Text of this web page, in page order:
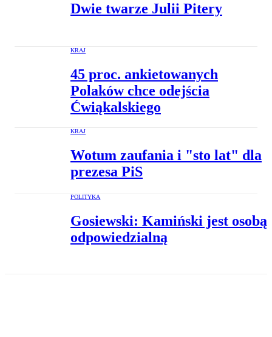
Dwie twarze Julii Pitery
KRAJ
45 proc. ankietowanych
Polaków chce odejścia
Ćwiąkalskiego
KRAJ
Wotum zaufania i "sto lat" dla
prezesa PiS
POLITYKA
Gosiewski: Kamiński jest osobą
odpowiedzialną